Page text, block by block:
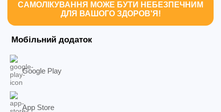
САМОЛІКУВАННЯ МОЖЕ БУТИ НЕБЕЗПЕЧНИМ
ДЛЯ ВАШОГО ЗДОРОВ'Я!
Мобільний додаток
Google Play
App Store